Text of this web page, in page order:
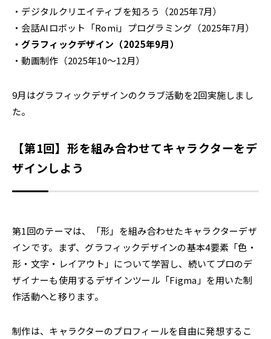
・デジタルクリエイティブを知ろう（2025年7月）
・会話AIロボット「Romi」プログラミング（2025年7月）
・グラフィックデザイン（2025年9月）
・動画制作（2025年10〜12月）
9月はグラフィックデザインのクラブ活動を2回実施しまし
た。
【第1回】形を組み合わせてキャラクターをデ
ザインしよう
第1回のテーマは、「形」を組み合わせたキャラクターデザ
インです。まず、グラフィックデザインの基本4要素「色・
形・文字・レイアウト」について学習し、続いてプロのデ
ザイナーも使用するデザインツール「Figma」を用いた制
作活動へと移ります。
制作は、キャラクターのプロフィールを自由に発想するこ